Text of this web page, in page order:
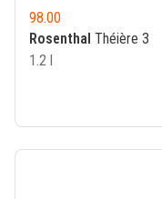
98.00
Rosenthal Théière 3
1.2 l